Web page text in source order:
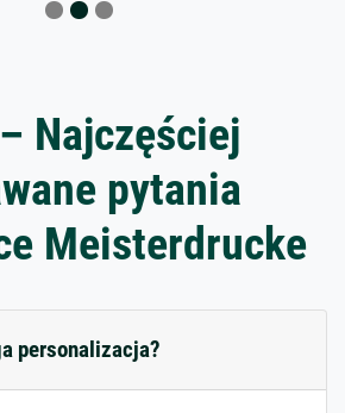
Najczęściej
pytania
Meisterdrucke
personalizacja?